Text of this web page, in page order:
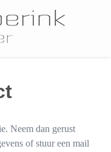
Neem dan gerust
of stuur een mail